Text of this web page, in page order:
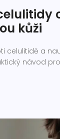
kůži
celulitidě a
návod